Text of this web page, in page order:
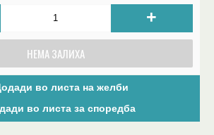
+
НЕМА ЗАЛИХА
во листа на желби
во листа за споредба